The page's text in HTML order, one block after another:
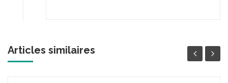
Articles similaires